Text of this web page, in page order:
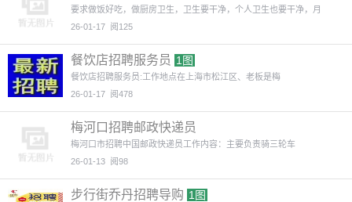
要求做饭好吃，做厨房卫生，卫生要干净，个人卫生也要干净，月
26-01-17 阅125
餐饮店招聘服务员 1图
餐饮店招聘服务员:工作地点在上海市松江区、老板是梅
26-01-17 阅478
梅河口招聘邮政快递员
梅河口市招聘中国邮政快递员工作内容：主要负责骑三轮车
26-01-13 阅98
步行街乔丹招聘导购 1图